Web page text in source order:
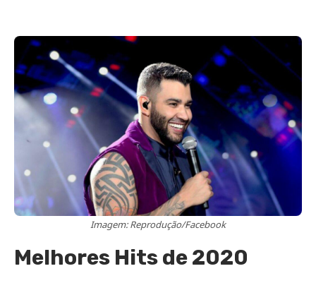
Imagem: Reprodução/Facebook
Melhores Hits de 2020